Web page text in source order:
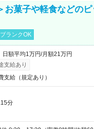
お菓子や軽食などの
ブランクOK
額平均1万円/月額21万円
支給あり
支給（規定あり）
分